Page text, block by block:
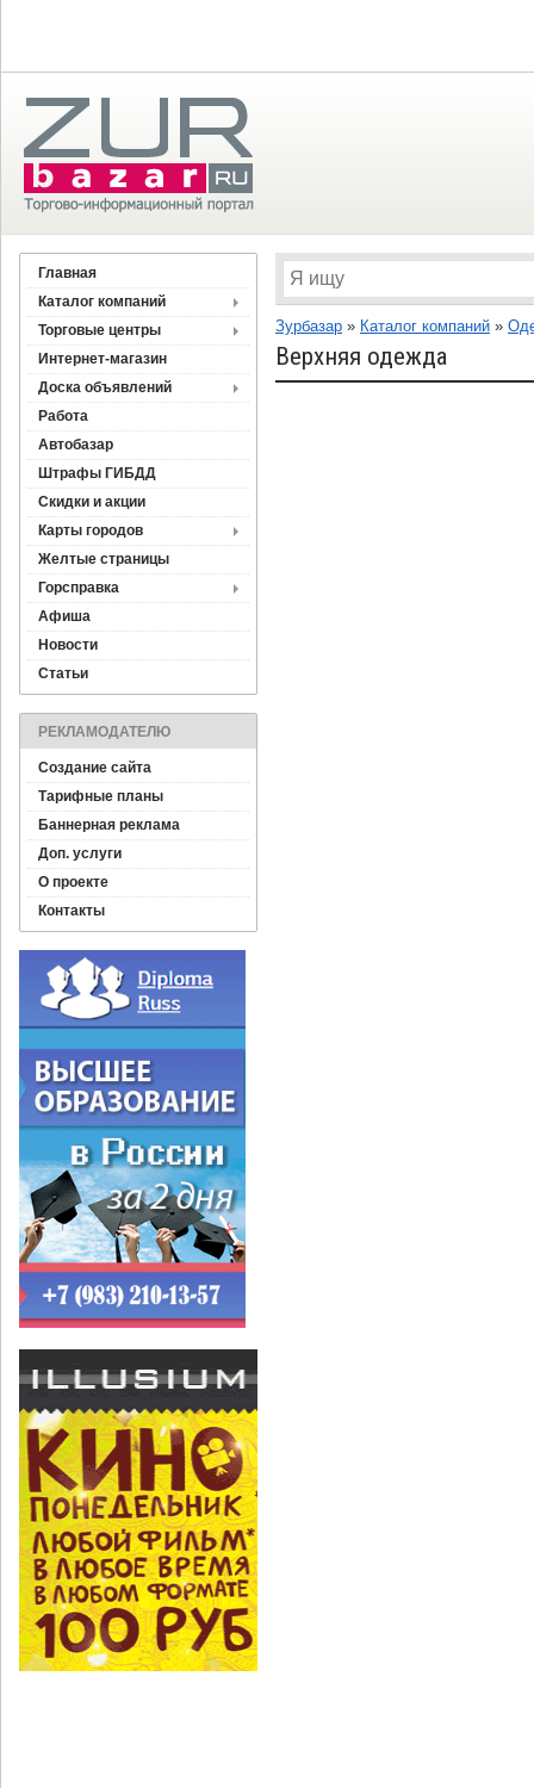
Главная
Каталог компаний
Торговые центры
Интернет-магазин
Доска объявлений
Работа
Автобазар
Штрафы ГИБДД
Скидки и акции
Карты городов
Желтые страницы
Горсправка
Афиша
Новости
Статьи
РЕКЛАМОДАТЕЛЮ
Создание сайта
Тарифные планы
Баннерная реклама
Доп. услуги
О проекте
Контакты
Зурбазар » Каталог компаний »
Верхняя одежда